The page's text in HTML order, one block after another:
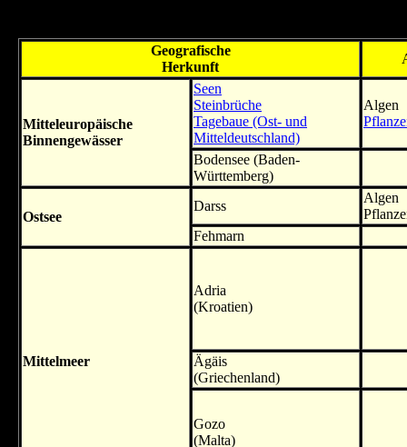
Geografische
Herkunft
Mitteleuropäische
Binnengewässer
Seen
Steinbrüche
Tagebaue (Ost- und
Mitteldeutschland)
Algen
Bodensee (Baden-
Württemberg)
Ostsee
Darss
Algen
Fehmarn
Mittelmeer
Adria
(Kroatien)
Ägäis
(Griechenland)
Gozo
(Malta)